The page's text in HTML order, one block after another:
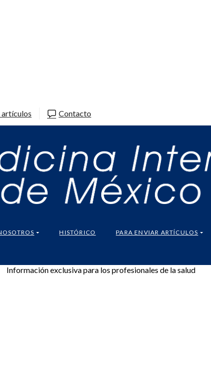
artículos Contacto
HISTÓRICO PARA ENVIAR ARTÍCULOS
Información exclusiva para los profesionales de la salud